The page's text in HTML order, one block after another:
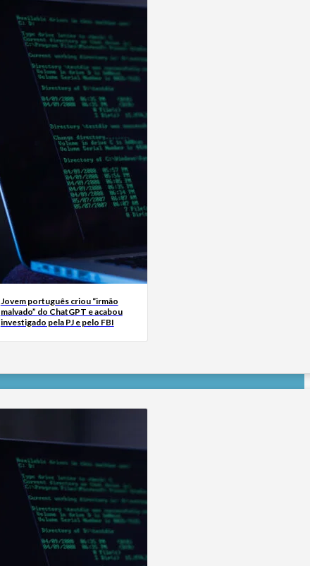
Jovem português criou “irmão
malvado” do ChatGPT e acabou
investigado pela PJ e pelo FBI